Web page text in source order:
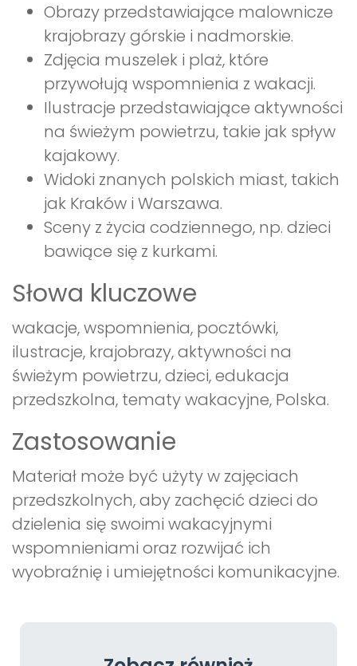
Obrazy przedstawiające malownicze
krajobrazy górskie i nadmorskie.
Zdjęcia muszelek i plaż, które
przywołują wspomnienia z wakacji.
Ilustracje przedstawiające aktywności
na świeżym powietrzu, takie jak spływ
kajakowy.
Widoki znanych polskich miast, takich
jak Kraków i Warszawa.
Sceny z życia codziennego, np. dzieci
bawiące się z kurkami.
Słowa kluczowe
wakacje, wspomnienia, pocztówki,
ilustracje, krajobrazy, aktywności na
świeżym powietrzu, dzieci, edukacja
przedszkolna, tematy wakacyjne, Polska.
Zastosowanie
Materiał może być użyty w zajęciach
przedszkolnych, aby zachęcić dzieci do
dzielenia się swoimi wakacyjnymi
wspomnieniami oraz rozwijać ich
wyobraźnię i umiejętności komunikacyjne.